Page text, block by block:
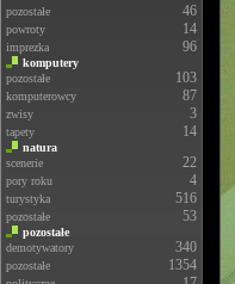
pozostałe 46
powroty 14
imprezka 96
komputery
pozostałe
103
komputerowcy 87
zwisy 3
tapety 14
natura
scenerie
22
pory roku 4
turystyka 516
pozostałe 53
pozostałe
demotywatory
340
pozostałe 1354